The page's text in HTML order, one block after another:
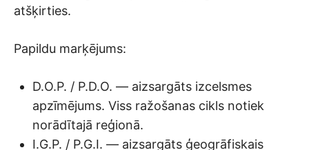
atšķirties.
Papildu marķējums:
D.O.P. / P.D.O. — aizsargāts izcelsmes
apzīmējums. Viss ražošanas cikls notiek
norādītajā reģionā.
I.G.P. / P.G.I. — aizsargāts ģeogrāfiskais